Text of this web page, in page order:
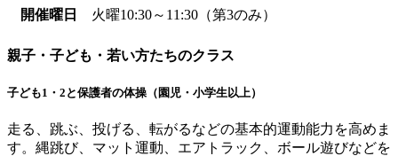
開催曜日
火曜10:30～11:30（第3のみ）
親子・子ども・若い方たちのクラス
子ども1・2と保護者の体操（園児・小学生以上）
走る、跳ぶ、投げる、転がるなどの基本的運動能力を高めま
す。縄跳び、マット運動、エアトラック、ボール遊びなどを